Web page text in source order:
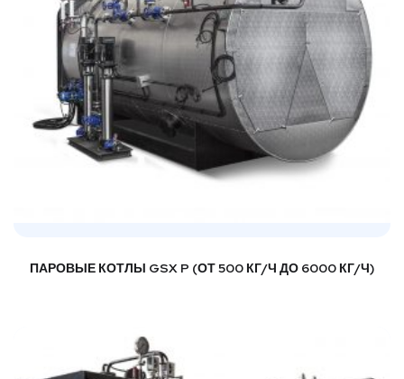
ПАРОВЫЕ КОТЛЫ GSX P (ОТ 500 КГ/Ч ДО 6000 КГ/Ч)